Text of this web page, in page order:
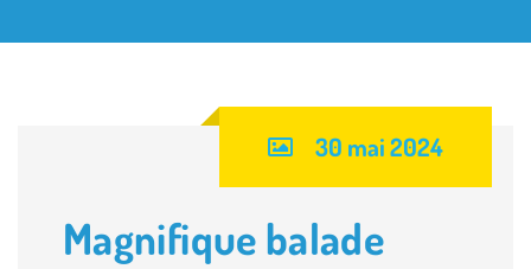
30 mai 2024
Magnifique balade